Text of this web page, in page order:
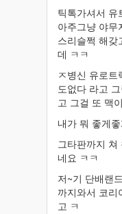
틱톡가셔서 유
아주그냥 야무
스리슬쩍 해갖
데 ㅋㅋ
ㅈ병신 유로
도없다 라고
고 그걸 또 맥
내가 뭐 좋게
그타판까지
네요 ㅋㅋ
저~기 단배랜
까지와서 코리
고 ㅋ